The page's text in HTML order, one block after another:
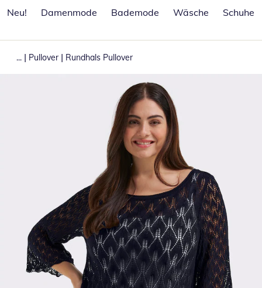
Neu!
Damenmode Bademode Wäsche Schuhe
... | Pullover | Rundhals Pullover